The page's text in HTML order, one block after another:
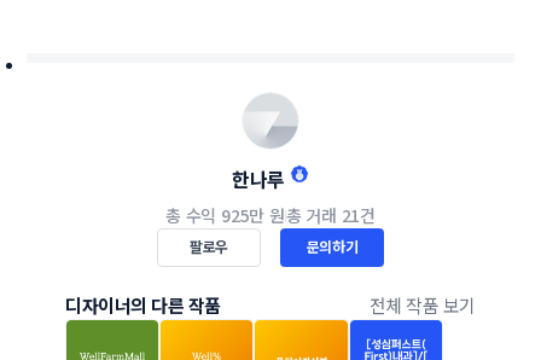
한나루
총 수익 925만 원총 거래 21건
팔로우 문의하기
디자이너의 다른 작품 전체 작품 보기